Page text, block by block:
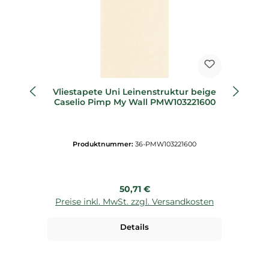
Vliestapete Uni Leinenstruktur beige
Caselio Pimp My Wall PMW103221600
Produktnummer: 36-PMW103221600
Regulärer Preis:
50,71 €
Preise inkl. MwSt. zzgl. Versandkosten
Details